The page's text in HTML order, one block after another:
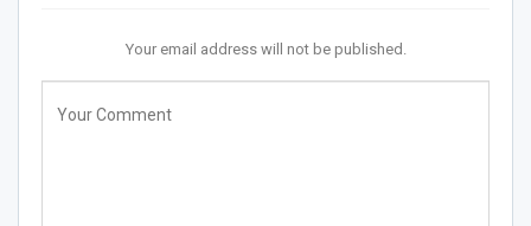
Your email address will not be published.